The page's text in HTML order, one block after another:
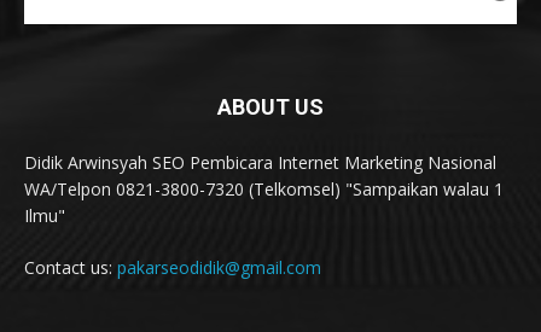
ABOUT US
Didik Arwinsyah SEO Pembicara Internet Marketing Nasional
WA/Telpon 0821-3800-7320 (Telkomsel) "Sampaikan walau 1
Ilmu"
Contact us: pakarseodidik@gmail.com